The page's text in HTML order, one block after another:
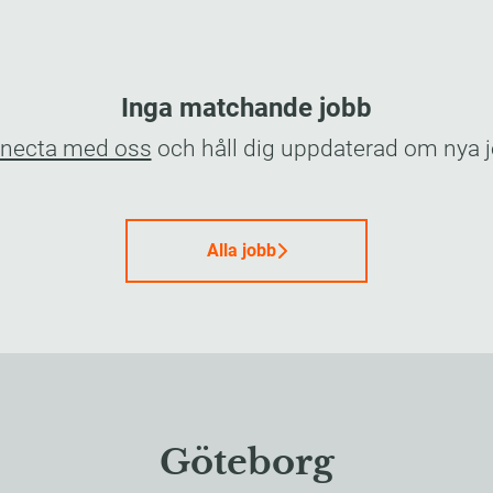
Inga matchande jobb
med oss och håll dig uppdaterad om nya
Alla jobb
Göteborg